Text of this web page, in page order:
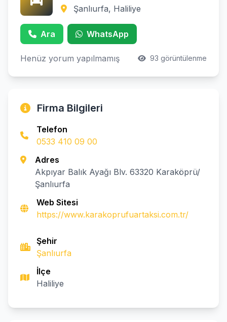
Şanlıurfa, Haliliye
Ara WhatsApp
Henüz yorum yapılmamış 93 görüntülenme
Firma Bilgileri
Telefon
0533 410 09 00
Adres
Akpıyar Balık Ayağı Blv. 63320 Karaköprü/
Şanlıurfa
Web Sitesi
https://www.karakoprufuartaksi.com.tr/
Şehir
Şanlıurfa
İlçe
Haliliye